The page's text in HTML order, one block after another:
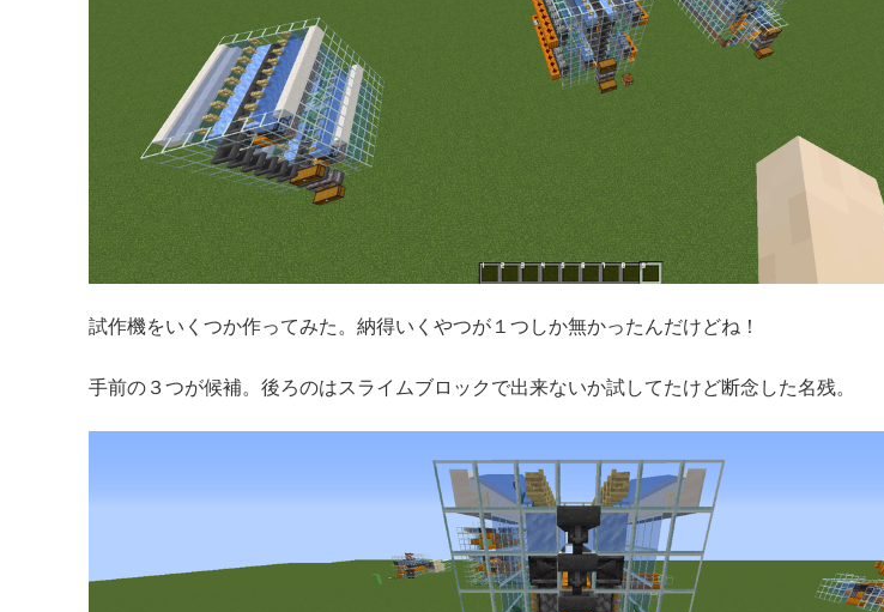
試作機をいくつか作ってみた。納得いくやつが１つしか無かったんだけどね！
手前の３つが候補。後ろのはスライムブロックで出来ないか試してたけど断念した名残。